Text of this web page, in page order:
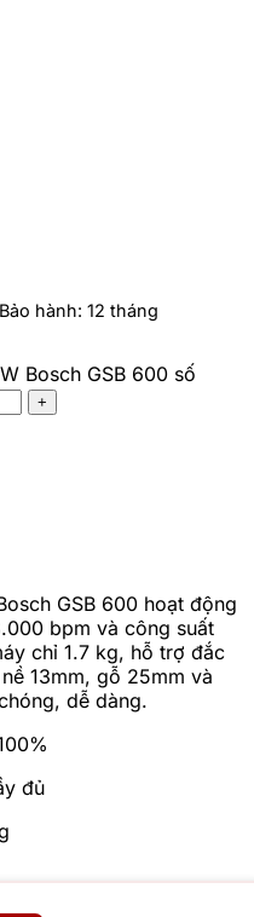
Bảo hành: 12 tháng
Bosch GSB 600 số
GSB 600 hoạt động
bpm và công suất
chỉ 1.7 kg, hỗ trợ đắc
13mm, gỗ 25mm và
dễ dàng.
đủ